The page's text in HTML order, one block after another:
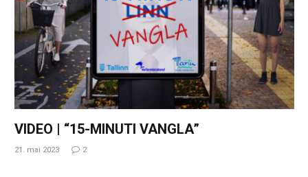
VIDEO | “15-MINUTI VANGLA”
21. mai 2023 2